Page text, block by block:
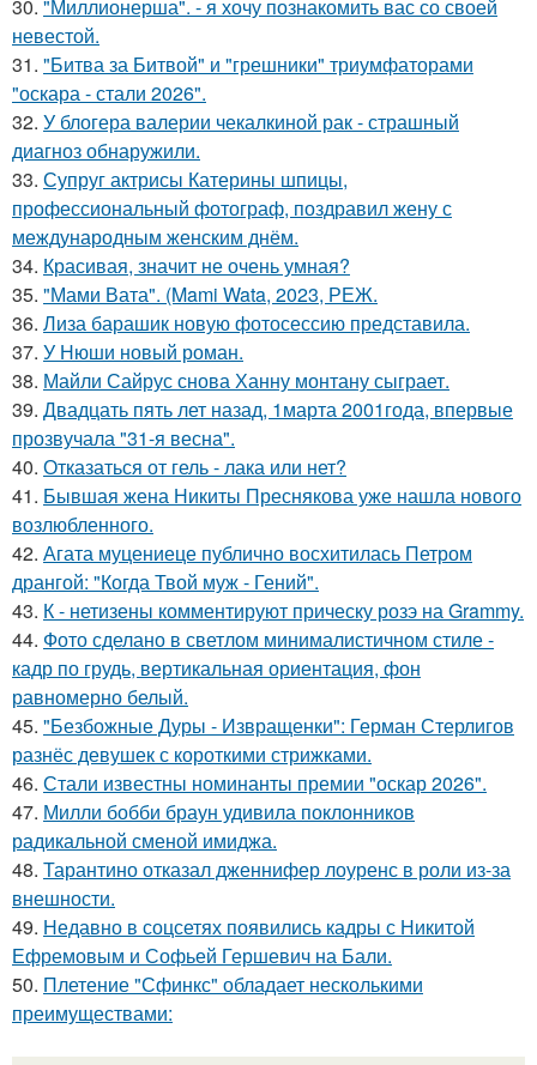
30. "Миллионерша". - я хочу познакомить вас со своей
невестой.
31. "Битва за Битвой" и "грешники" триумфаторами
"оскара - стали 2026".
32. У блогера валерии чекалкиной рак - страшный
диагноз обнаружили.
33. Супруг актрисы Катерины шпицы,
профессиональный фотограф, поздравил жену с
международным женским днём.
34. Красивая, значит не очень умная?
35. "Мами Вата". (Mami Wata, 2023, РЕЖ.
36. Лиза барашик новую фотосессию представила.
37. У Нюши новый роман.
38. Майли Сайрус снова Ханну монтану сыграет.
39. Двадцать пять лет назад, 1марта 2001года, впервые
прозвучала "31-я весна".
40. Отказаться от гель - лака или нет?
41. Бывшая жена Никиты Преснякова уже нашла нового
возлюбленного.
42. Агата муцениеце публично восхитилась Петром
дрангой: "Когда Твой муж - Гений".
43. К - нетизены комментируют прическу розэ на Grammy.
44. Фото сделано в светлом минималистичном стиле -
кадр по грудь, вертикальная ориентация, фон
равномерно белый.
45. "Безбожные Дуры - Извращенки": Герман Стерлигов
разнёс девушек с короткими стрижками.
46. Стали известны номинанты премии "оскар 2026".
47. Милли бобби браун удивила поклонников
радикальной сменой имиджа.
48. Тарантино отказал дженнифер лоуренс в роли из-за
внешности.
49. Недавно в соцсетях появились кадры с Никитой
Ефремовым и Софьей Гершевич на Бали.
50. Плетение "Сфинкс" обладает несколькими
преимуществами: